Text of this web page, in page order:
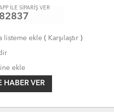
İLE SİPARİŞ VER
listeme ekle( Karşılaştır)
ekle
HABER VER